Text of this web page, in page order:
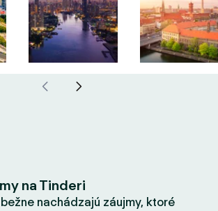
na Tinderi
nachádzajú záujmy, ktoré